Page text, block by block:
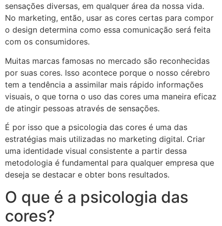
sensações diversas, em qualquer área da nossa vida.
No marketing, então, usar as cores certas para compor
o design determina como essa comunicação será feita
com os consumidores.
Muitas marcas famosas no mercado são reconhecidas
por suas cores. Isso acontece porque o nosso cérebro
tem a tendência a assimilar mais rápido informações
visuais, o que torna o uso das cores uma maneira eficaz
de atingir pessoas através de sensações.
É por isso que a psicologia das cores é uma das
estratégias mais utilizadas no marketing digital. Criar
uma identidade visual consistente a partir dessa
metodologia é fundamental para qualquer empresa que
deseja se destacar e obter bons resultados.
O que é a psicologia das
cores?